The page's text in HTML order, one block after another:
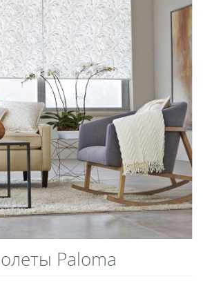
Paloma